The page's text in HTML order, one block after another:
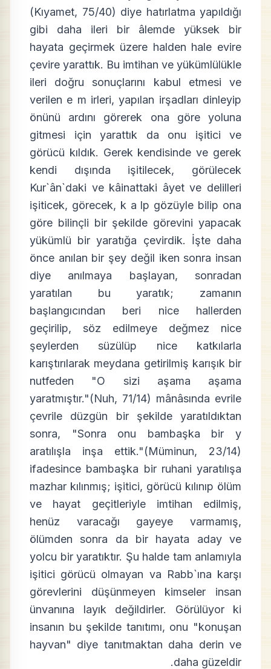
(Kıyamet, 75/40) diye hatırlatma yapıldığı
gibi daha ileri bir âlemde yüksek bir
hayata geçirmek üzere halden hale evire
çevire yarattık. Bu imtihan ve yükümlülükle
ileri doğru sonuçlarını kabul etmesi ve
verilen e m irleri, yapılan irşadları dinleyip
önünü ardını görerek ona göre yoluna
gitmesi için yarattık da onu işitici ve
görücü kıldık. Gerek kendisinde ve gerek
kendi dışında işitilecek, görülecek
Kur`ân`daki ve kâinattaki âyet ve delilleri
işiticek, görecek, k a lp gözüyle bilip ona
göre bilinçli bir şekilde görevini yapacak
yükümlü bir yaratığa çevirdik. İşte daha
önce anılan bir şey değil iken sonra insan
diye anılmaya başlayan, sonradan
yaratılan bu yaratık; zamanın
başlangıcından beri nice hallerden
geçirilip, söz edilmeye değmez nice
şeylerden süzülüp nice katkılarla
karıştırılarak meydana getirilmiş karışık bir
nutfeden "O sizi aşama aşama
yaratmıştır."(Nuh, 71/14) mânâsında evrile
çevrile düzgün bir şekilde yaratıldıktan
sonra, "Sonra onu bambaşka bir y
aratılışla inşa ettik."(Müminun, 23/14)
ifadesince bambaşka bir ruhani yaratılışa
mazhar kılınmış; işitici, görücü kılınıp ölüm
ve hayat geçitleriyle imtihan edilmiş,
henüz varacağı gayeye varmamış,
ölümden sonra da bir hayata aday ve
yolcu bir yaratıktır. Şu halde tam anlamıyla
işitici görücü olmayan va Rabb`ına karşı
görevlerini düşünmeyen kimseler insan
ünvanına layık değildirler. Görülüyor ki
insanın bu şekilde tanıtımı, onu "konuşan
hayvan" diye tanıtmaktan daha derin ve
daha güzeldir.